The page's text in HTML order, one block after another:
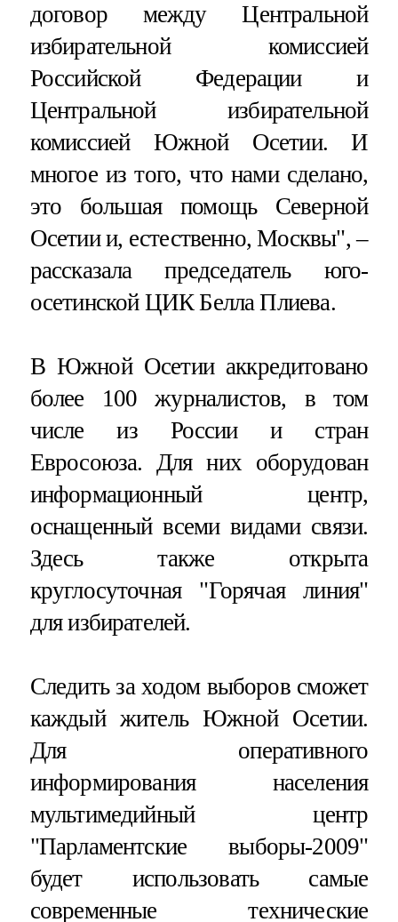
договор между Центральной
избирательной комиссией
Российской Федерации и
Центральной избирательной
комиссией Южной Осетии. И
многое из того, что нами сделано,
это большая помощь Северной
Осетии и, естественно, Москвы", –
рассказала председатель юго-
осетинской ЦИК Белла Плиева.
В Южной Осетии аккредитовано
более 100 журналистов, в том
числе из России и стран
Евросоюза. Для них оборудован
информационный центр,
оснащенный всеми видами связи.
Здесь также открыта
круглосуточная "Горячая линия"
для избирателей.
Следить за ходом выборов сможет
каждый житель Южной Осетии.
Для оперативного
информирования населения
мультимедийный центр
"Парламентские выборы-2009"
будет использовать самые
современные технические